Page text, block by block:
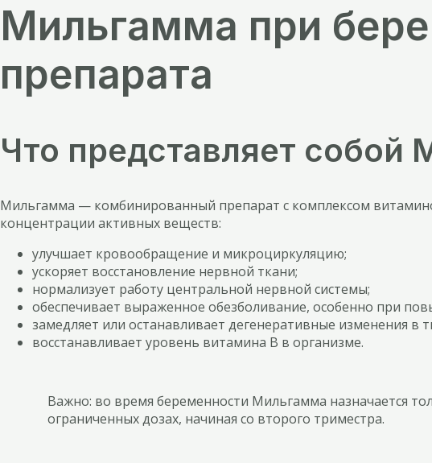
Мильгамма при
препарата
Что представляет собой
Мильгамма — комбинированный препарат с комплексом
концентрации активных веществ:
улучшает кровообращение и микроциркуляцию;
ускоряет восстановление нервной ткани;
нормализует работу центральной нервной системы;
обеспечивает выраженное обезболивание, особенно при
замедляет или останавливает дегенеративные изменения в
восстанавливает уровень витамина В в организме.
Важно: во время беременности Мильгамма назначается
ограниченных дозах, начиная со второго триместра.